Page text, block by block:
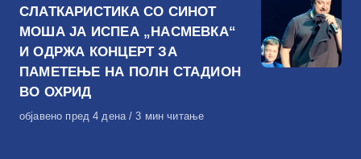
СЛАТКАРИСТИКА СО СИНОТ
МОША ЈА ИСПЕА „НАСМЕВКА“
И ОДРЖА КОНЦЕРТ ЗА
ПАМЕТЕЊЕ НА ПОЛН СТАДИОН
ВО ОХРИД
Објавено
објавено пред 4 дена 3 мин читање